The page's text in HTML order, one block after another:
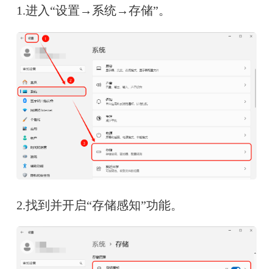
1.进入“设置→系统→存储”。
2.找到并开启“存储感知”功能。